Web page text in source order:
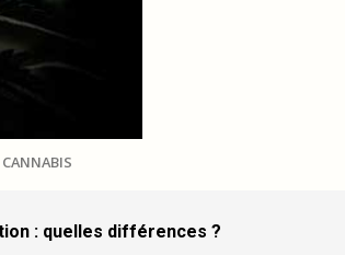
: quelles différences ?